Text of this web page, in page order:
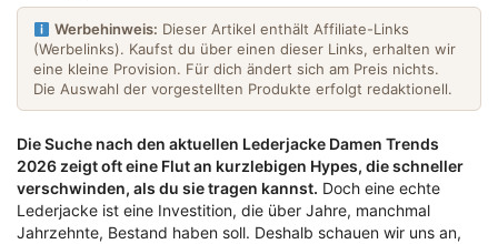
Werbehinweis: Dieser Artikel enthält Affiliate-Links
(Werbelinks). Kaufst du über einen dieser Links, erhalten wir
eine kleine Provision. Für dich ändert sich am Preis nichts.
Die Auswahl der vorgestellten Produkte erfolgt redaktionell.
Die Suche nach den aktuellen Lederjacke Damen Trends
2026 zeigt oft eine Flut an kurzlebigen Hypes, die schneller
verschwinden, als du sie tragen kannst. Doch eine echte
Lederjacke ist eine Investition, die über Jahre, manchmal
Jahrzehnte, Bestand haben soll. Deshalb schauen wir uns an,